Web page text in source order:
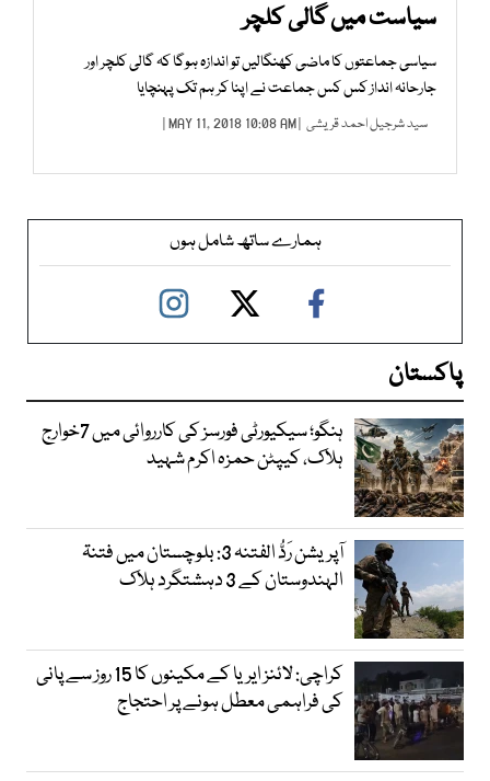
سیاست میں گالی کلچر
سیاسی جماعتوں کا ماضی کھنگالیں تو اندازہ ہوگا کہ گالی کلچر اور
جارحانہ انداز کس کس جماعت نے اپنا کر ہم تک پہنچایا
سید شرجیل احمد قریشی | MAY 11, 2018 10:08 AM |
ہمارے ساتھ شامل ہوں
پاکستان
ہنگو؛ سیکیورٹی فورسز کی کارروائی میں 7خوارج
ہلاک، کیپٹن حمزہ اکرم شہید
آپریشن رَدُّ الفتنہ 3: بلوچستان میں فتنۃ
الہندوستان کے 3 دہشتگرد ہلاک
کراچی: لائنز ایریا کے مکینوں کا 15 روز سے پانی
کی فراہمی معطل ہونے پر احتجاج